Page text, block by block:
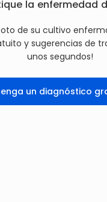
la enfermedad
de su cultivo
y sugerencias de
unos segundos!
un diagnóstico